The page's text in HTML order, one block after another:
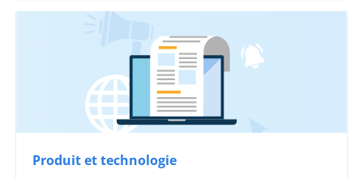
Produit et technologie